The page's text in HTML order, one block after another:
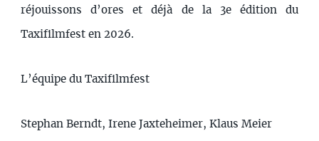
réjouissons d’ores et déjà de la 3e édition du
Taxifilmfest en 2026.
L’équipe du Taxifilmfest
Stephan Berndt, Irene Jaxteheimer, Klaus Meier